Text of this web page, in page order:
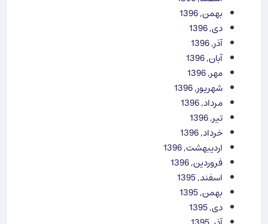
بهمن, 1396
دی, 1396
آذر, 1396
آبان, 1396
مهر, 1396
شهریور, 1396
مرداد, 1396
تیر, 1396
خرداد, 1396
اردیبهشت, 1396
فروردین, 1396
اسفند, 1395
بهمن, 1395
دی, 1395